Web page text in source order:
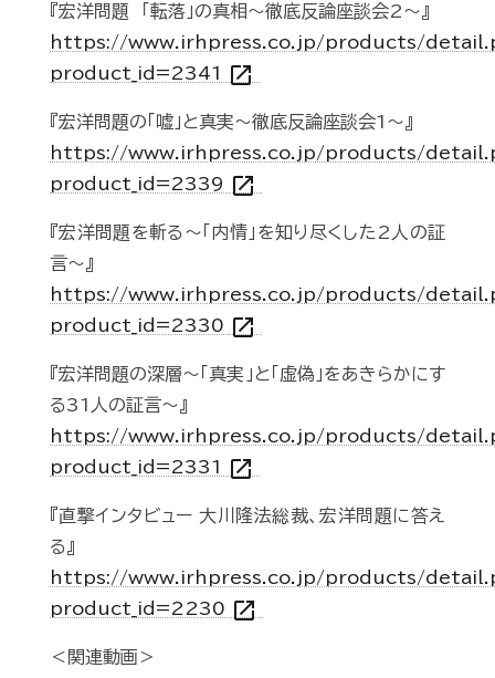
『宏洋問題 「転落」の真相～徹底反論座談会2～』
https://www.irhpress.co.jp/products/
product_id=2341 open_in_new
『宏洋問題の「嘘」と真実～徹底反論座談会1～』
https://www.irhpress.co.jp/products/
product_id=2339 open_in_new
『宏洋問題を斬る～「内情」を知り尽くした2人の証
言～』
https://www.irhpress.co.jp/products/
product_id=2330 open_in_new
『宏洋問題の深層～「真実」と「虚偽」をあきらかにす
る31人の証言～』
https://www.irhpress.co.jp/products/
product_id=2331 open_in_new
『直撃インタビュー 大川隆法総裁、宏洋問題に答え
る』
https://www.irhpress.co.jp/products/
product_id=2230 open_in_new
＜関連動画＞